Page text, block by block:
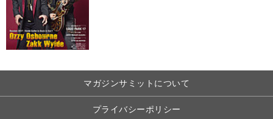
マガジンサミットについて
プライバシーポリシー